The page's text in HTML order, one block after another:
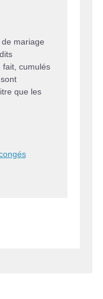
mariage
fait, cumulés
que les